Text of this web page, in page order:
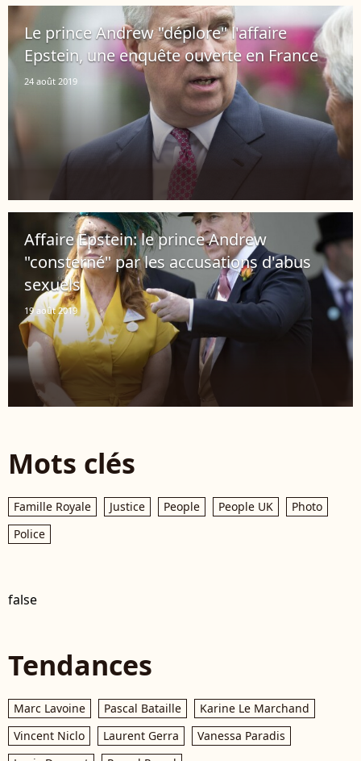
Le prince Andrew "déplore" l'affaire
Epstein, une enquête ouverte en France
24 août 2019
Affaire Epstein: le prince Andrew
"consterné" par les accusations d'abus
sexuels
19 août 2019
Mots clés
Famille Royale Justice People People UK
Photo
Police
false
Tendances
Marc Lavoine Pascal Bataille
Karine Le Marchand
Vincent Niclo
Laurent Gerra
Vanessa Paradis